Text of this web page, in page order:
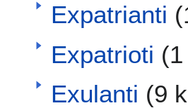
Expatrianti
Expatrioti
Exulanti (9